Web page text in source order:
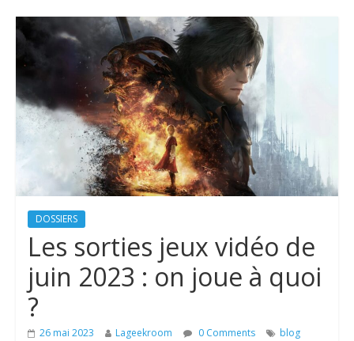
DOSSIERS
Les sorties jeux vidéo de
juin 2023 : on joue à quoi
?
26 mai 2023 Lageekroom 0 Comments
blog